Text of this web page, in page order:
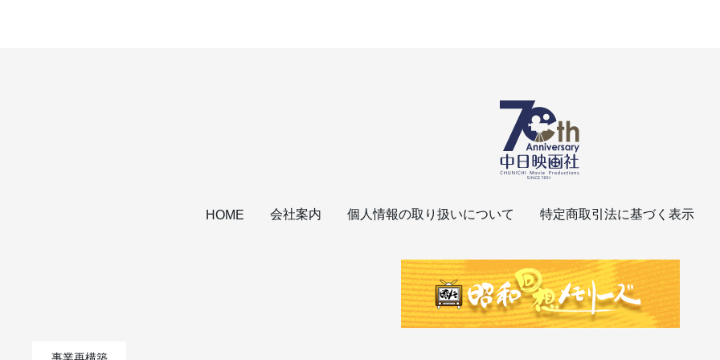
HOME 会社案内 個人情報の取り扱いについて 特定商取引法に基づく表示